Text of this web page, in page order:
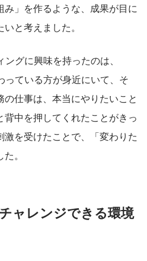
」を作るような、成果が目に
と考えました。
グに興味を持ったのは、
っている方が身近にいて、そ
仕事は、本当にやりたいこと
背中を押してくれたことがきっ
を受けたことで、「変わりた
。
ャレンジできる環境